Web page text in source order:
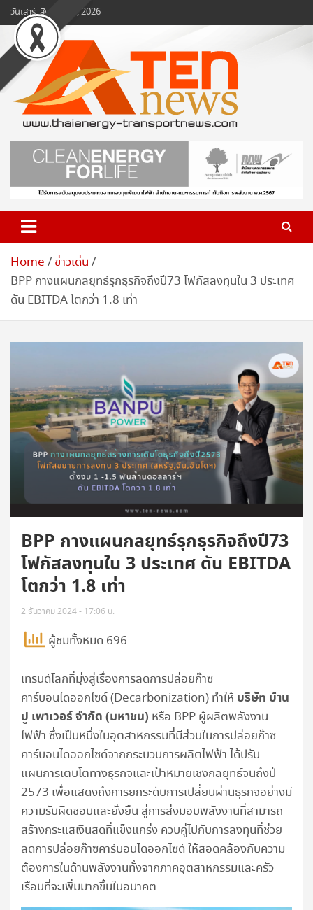
Skip
to
content
วันเสาร์, สิงหาคม 8, 2026
www.ten-news.com
ข่าวพลังงานและคมนาคม
Home
ข่าวเด่น
BPP กางแผนกลยุทธ์รุกธุรกิจถึงปี73 โฟกัสลงทุนใน 3 ประเทศ
ดัน EBITDA โตกว่า 1.8 เท่า
BPP กางแผนกลยุทธ์รุกธุรกิจถึงปี73
โฟกัสลงทุนใน 3 ประเทศ ดัน EBITDA
โตกว่า 1.8 เท่า
2 ธันวาคม 2024 - 17:06 น.
ผู้ชมทั้งหมด 696
เทรนด์โลกที่มุ่งสู่เรื่องการลดการปล่อยก๊าซ
คาร์บอนไดออกไซด์ (Decarbonization) ทำให้ บริษัท บ้าน
ปู เพาเวอร์ จำกัด (มหาชน) หรือ BPP ผู้ผลิตพลังงาน
ไฟฟ้า ซึ่งเป็นหนึ่งในอุตสาหกรรมที่มีส่วนในการปล่อยก๊าซ
คาร์บอนไดออกไซด์จากกระบวนการผลิตไฟฟ้า ได้ปรับ
แผนการเติบโตทางธุรกิจและเป้าหมายเชิงกลยุทธ์จนถึงปี
2573 เพื่อแสดงถึงการยกระดับการเปลี่ยนผ่านธุรกิจอย่างมี
ความรับผิดชอบและยั่งยืน สู่การส่งมอบพลังงานที่สามารถ
สร้างกระแสเงินสดที่แข็งแกร่ง ควบคู่ไปกับการลงทุนที่ช่วย
ลดการปล่อยก๊าซคาร์บอนไดออกไซด์ ให้สอดคล้องกับความ
ต้องการในด้านพลังงานทั้งจากภาคอุตสาหกรรมและครัว
เรือนที่จะเพิ่มมากขึ้นในอนาคต